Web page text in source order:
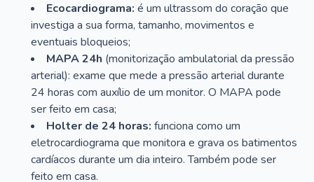
Ecocardiograma: é um ultrassom do coração que
investiga a sua forma, tamanho, movimentos e
eventuais bloqueios;
MAPA 24h (monitorização ambulatorial da pressão
arterial): exame que mede a pressão arterial durante
24 horas com auxílio de um monitor. O MAPA pode
ser feito em casa;
Holter de 24 horas: funciona como um
eletrocardiograma que monitora e grava os batimentos
cardíacos durante um dia inteiro. Também pode ser
feito em casa.